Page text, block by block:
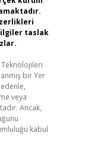
taslak
Teknolojileri
bir Yer
veya
Ancak,
kabul